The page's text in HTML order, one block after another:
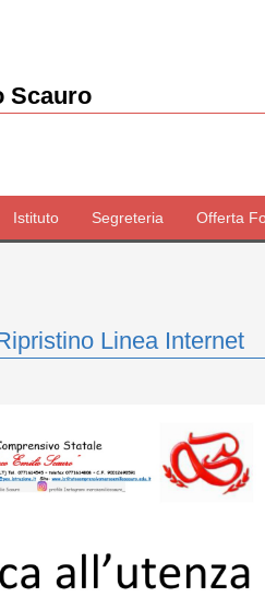
Scauro
Istituto Segreteria Offerta
Linea Internet